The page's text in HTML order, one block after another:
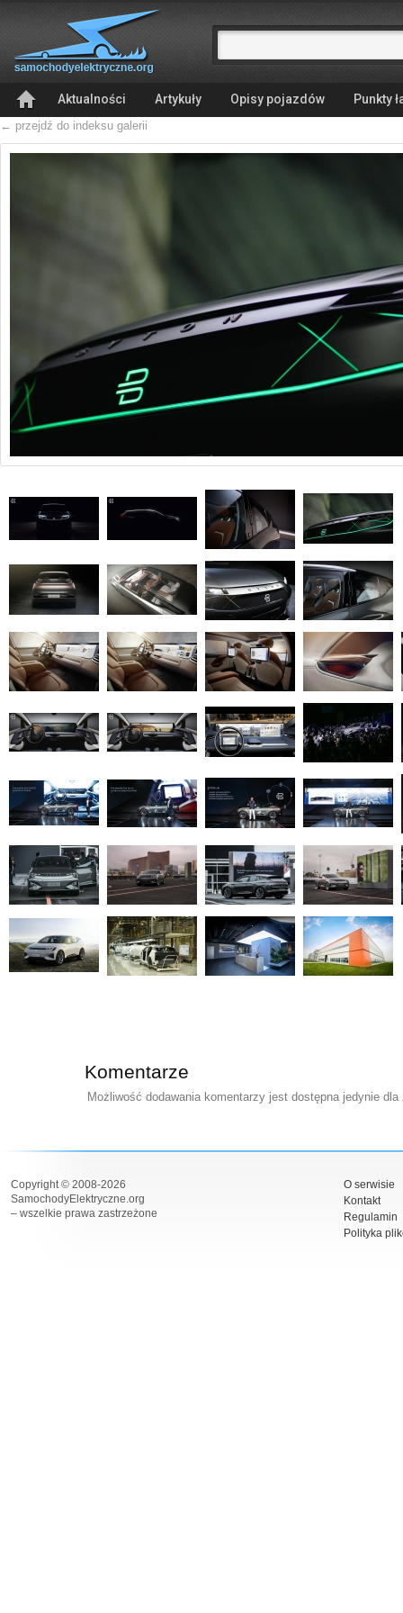
Aktualności Artykuły Opisy pojazdów Punkty
← przejdź do indeksu galerii
Komentarze
Możliwość dodawania komentarzy jest dostępna jedynie
Copyright © 2008-2026
SamochodyElektryczne.org
– wszelkie prawa zastrzeżone
O serwisie
Kontakt
Regulamin
Polityka